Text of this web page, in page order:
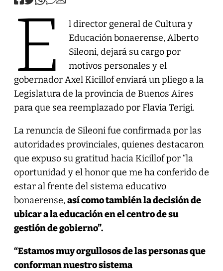
E
l director general de Cultura y
Educación bonaerense, Alberto
Sileoni, dejará su cargo por
motivos personales y el
gobernador Axel Kicillof enviará un pliego a la
Legislatura de la provincia de Buenos Aires
para que sea reemplazado por Flavia Terigi.
La renuncia de Sileoni fue confirmada por las
autoridades provinciales, quienes destacaron
que expuso su gratitud hacia Kicillof por “la
oportunidad y el honor que me ha conferido de
estar al frente del sistema educativo
bonaerense,así como también la decisión de
ubicar a la educación en el centro de su
gestión de gobierno”.
“Estamos muy orgullosos de las personas que
conforman nuestro sistema